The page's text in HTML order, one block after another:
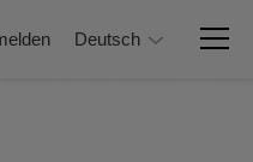
Deutsch